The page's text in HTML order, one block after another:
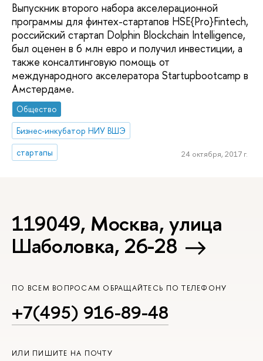
Выпускник второго набора акселерационной
программы для финтех-стартапов HSE{Pro}Fintech,
российский стартап Dolphin Blockchain Intelligence,
был оценен в 6 млн евро и получил инвестиции, а
также консалтинговую помощь от
международного акселератора Startupbootcamp в
Амстердаме.
Общество
Бизнес-инкубатор НИУ ВШЭ
стартапы
24 октября, 2017 г.
119049, Москва, улица
Шаболовка, 26-28
ПО ВСЕМ ВОПРОСАМ ОБРАЩАЙТЕСЬ ПО ТЕЛЕФОНУ
+7(495) 916-89-48
ИЛИ ПИШИТЕ НА ПОЧТУ